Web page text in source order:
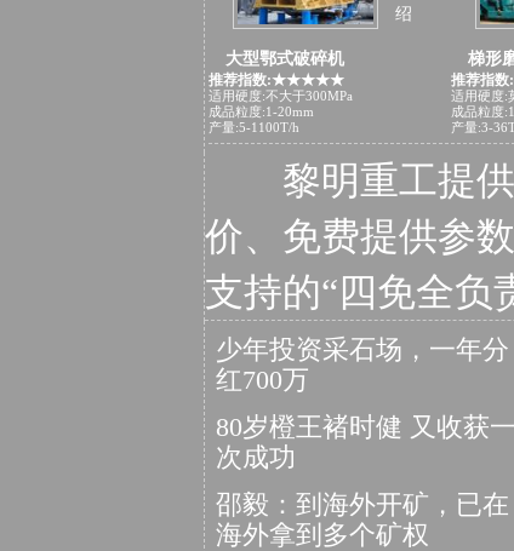
大型鄂式破碎机
推荐指数:★★★★★
适用硬度:不大于300MPa
成品粒度:1-20mm
产量:5-1100T/h
绍
梯形
推荐指
适用硬度:
成品粒度
产量:3-
黎明重工提
价、免费提供参
支持的“四免全负
少年投资采石场，一年分
红700万
80岁橙王褚时健 又收获一
次成功
邵毅：到海外开矿，已在
海外拿到多个矿权